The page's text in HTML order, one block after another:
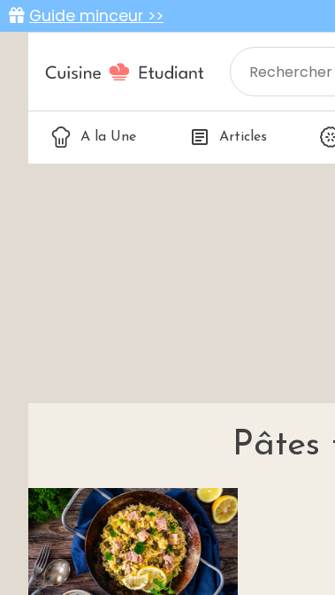
Guide minceur >>
A la Une Articles
Pâtes